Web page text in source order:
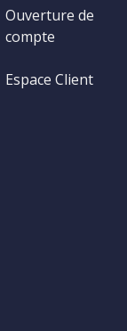
Ouverture de
compte
Espace Client